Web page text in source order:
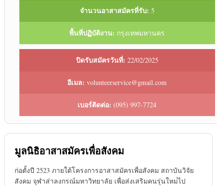
จำนวนอาสาสมัครที่รับ: 5
พื้นที่ปฏิบัติงาน: กรุงเทพมหานคร
ปิดรับสมัครวันที่: 22/02/2025
อีเมล: volunteerservice@gmail.com
เบอร์ติดต่อ: (095) 997-7724
มูลนิธิอาสาสมัครเพื่อสังคม
ก่อตั้งปี 2523 ภายใต้โครงการอาสาสมัครเพื่อสังคม สถาบันวิจัย
สังคม จุฬาส่าลงกรณ์มหาวิทยาลัย เพื่อส่งเสริมคนรุ่นใหม่่ไป